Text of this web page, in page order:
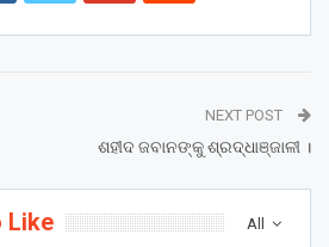
NEXT POST
ଶହୀଦ ଜବାନଙ୍କୁ ଶ୍ରଦ୍ଧାଞ୍ଜାଳୀ ।
All
Like